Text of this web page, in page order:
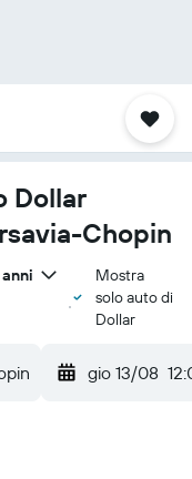
Dollar
Chopin
Mostra
solo auto di
Dollar
gio 13/08